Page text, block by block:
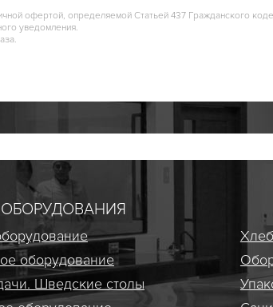
офертой, определяемой Статьей 437 Гражданского
уведомления.
оборудование
Шведские столы